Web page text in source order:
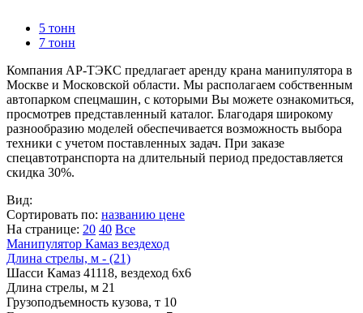
5 тонн
7 тонн
Компания АР-ТЭКС предлагает аренду крана манипулятора в
Москве и Московской области. Мы располагаем собственным
автопарком спецмашин, с которыми Вы можете ознакомиться,
просмотрев представленный каталог. Благодаря широкому
разнообразию моделей обеспечивается возможность выбора
техники с учетом поставленных задач. При заказе
спецавтотранспорта на длительный период предоставляется
скидка 30%.
Вид:
Сортировать по: названию цене
На странице: 20 40 Все
Манипулятор Камаз вездеход
Длина стрелы, м - (21)
Шасси Камаз 41118, вездеход 6х6
Длина стрелы, м 21
Грузоподъемность кузова, т 10